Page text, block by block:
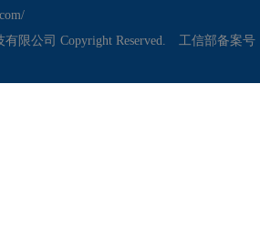
限公司 Copyright Reserved. 工信部备案号